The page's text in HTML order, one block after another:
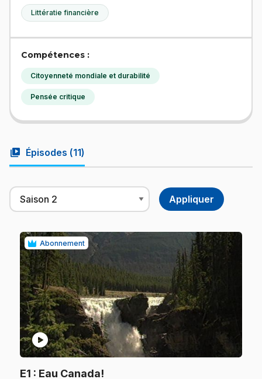
Littératie financière
Compétences :
Citoyenneté mondiale et durabilité
Pensée critique
video_library Épisodes (11)
Abonnement
play_circle
E1 : Eau Canada!